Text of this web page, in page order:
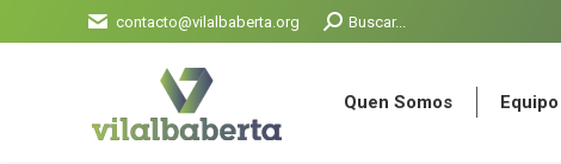
contacto@vilalbaberta.org Search:Buscar...
Quen Somos
Quen Somos